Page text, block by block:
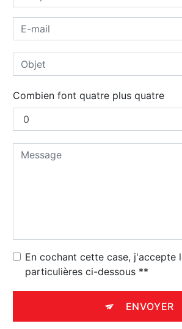
Combien font quatre plus quatre
En cochant cette case, j'accepte
particulières ci-dessous **
ENVOYER